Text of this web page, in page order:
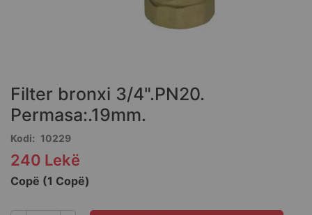
beginning
of
the
images
gallery
Filter bronxi 3/4".PN20.
Permasa:.19mm.
Kodi 10229
240 Lekë
Copë (1 Copë)